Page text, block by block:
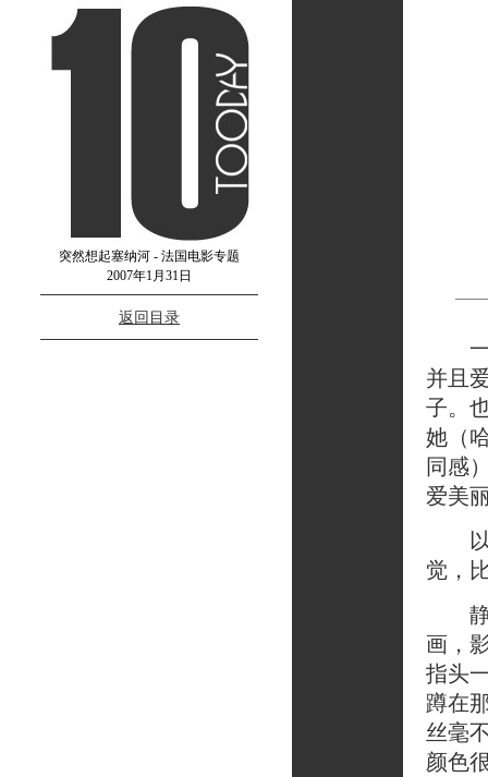
突然想起塞纳河 - 法国电影专题
2007年1月31日
返回目录
一
并且
子。
她（
同感
爱美
以
觉，
静
画，
指头
蹲在
丝毫
颜色